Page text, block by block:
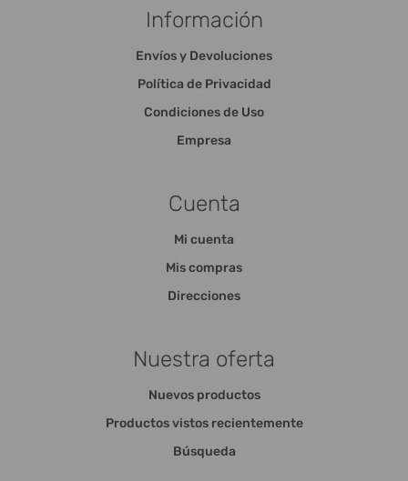
Información
Envíos y Devoluciones
Política de Privacidad
Condiciones de Uso
Empresa
Cuenta
Mi cuenta
Mis compras
Direcciones
Nuestra oferta
Nuevos productos
Productos vistos recientemente
Búsqueda